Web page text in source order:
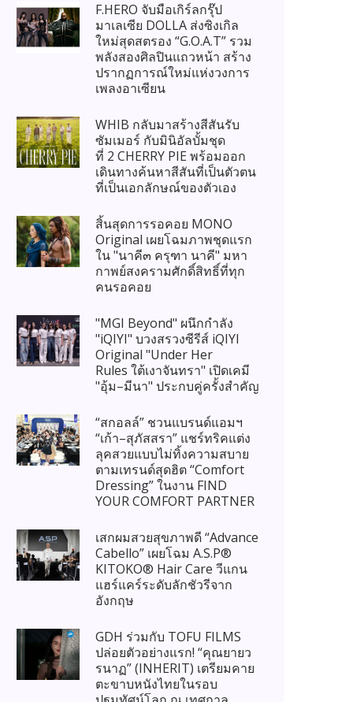
F.HERO จับมือเกิร์ลกรุ๊ป
มาเลเซีย DOLLA ส่งซิงเกิล
ใหม่สุดสตรอง “G.O.A.T” รวม
พลังสองศิลปินแถวหน้า สร้าง
ปรากฏการณ์ใหม่แห่งวงการ
เพลงอาเซียน
WHIB กลับมาสร้างสีสันรับ
ซัมเมอร์ กับมินิอัลบั้มชุด
ที่ 2 CHERRY PIE พร้อมออก
เดินทางค้นหาสีสันที่เป็นตัวตน
ที่เป็นเอกลักษณ์ของตัวเอง
สิ้นสุดการรอคอย MONO
Original เผยโฉมภาพชุดแรก
ใน "นาคี๓ ครุฑา นาคี" มหา
กาพย์สงครามศักดิ์สิทธิ์ที่ทุก
คนรอคอย
"MGI Beyond" ผนึกกำลัง
"iQIYI" บวงสรวงซีรีส์ iQIYI
Original "Under Her
Rules ใต้เงาจันทรา" เปิดเคมี
"อุ้ม–มีนา" ประกบคู่ครั้งสำคัญ
“สกอลล์” ชวนแบรนด์แอมฯ
“เก้า–สุภัสสรา” แชร์ทริคแต่ง
ลุคสวยแบบไม่ทิ้งความสบาย
ตามเทรนด์สุดฮิต “Comfort
Dressing” ในงาน FIND
YOUR COMFORT PARTNER
เสกผมสวยสุขภาพดี “Advance
Cabello” เผยโฉม A.S.P®
KITOKO® Hair Care วีแกน
แฮร์แคร์ระดับลักชัวรีจาก
อังกฤษ
GDH ร่วมกับ TOFU FILMS
ปล่อยตัวอย่างแรก! “คุณยายว
รนาฏ” (INHERIT) เตรียมคาย
ตะขาบหนังไทยในรอบ